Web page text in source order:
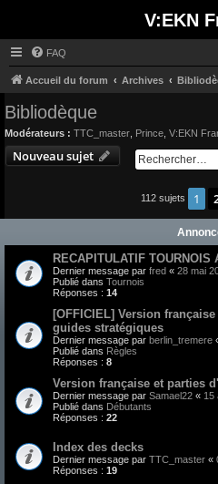
V:EKN
FAQ
Accueil du forum Archives
Bibliodèque
Modérateurs : TTC_master Prince V:EKN
Nouveau sujet
112 sujets 1
RECAPITULATIF TOURNOIS
Dernier message par fred « 28 mai
Publié dans Tournois
Réponses : 14
[OFFICIEL] Version
guides stratégiques
Dernier message par berlin_tremere
Publié dans Règles
Réponses : 8
Version française et parties
Dernier message par Samael22 « 15
Publié dans Débutants
Réponses : 22
Index des decks
Dernier message par TTC_master «
Réponses : 19